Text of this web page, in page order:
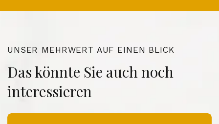
UNSER MEHRWERT AUF EINEN BLICK
Das könnte Sie auch noch
interessieren